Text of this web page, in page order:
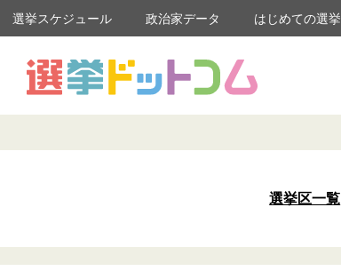
選挙スケジュール 政治家データ はじめての選挙
選挙区一覧